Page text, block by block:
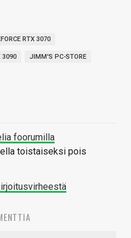
RTX 3070
3090 JIMM'S PC-STORE
foorumilla
toistaiseksi pois